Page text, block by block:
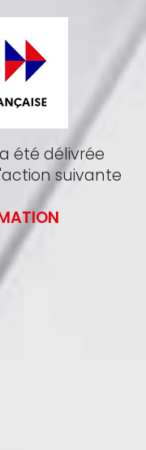
été délivrée
suivante